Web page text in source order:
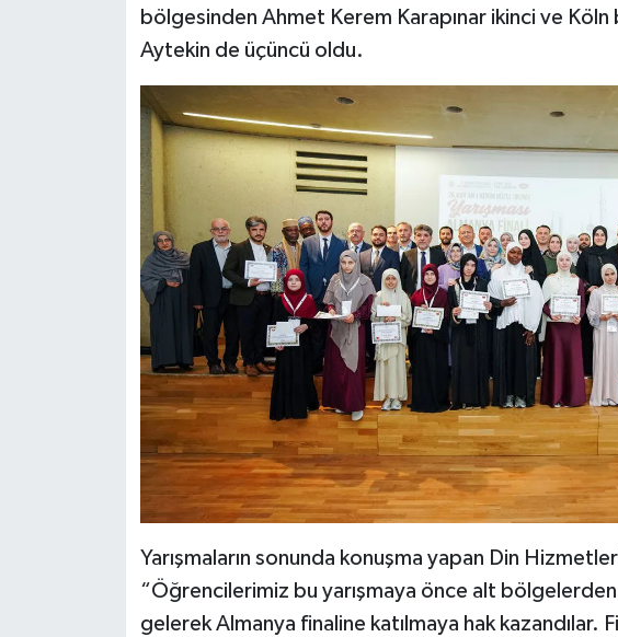
bölgesinden Ahmet Kerem Karapınar ikinci ve
Aytekin de üçüncü oldu.
Yarışmaların sonunda konuşma yapan Din
“Öğrencilerimiz bu yarışmaya önce alt
gelerek Almanya finaline katılmaya hak kazandılar.
Kırıkkale Müftülüğü
Kırşehir Müftülüğü
Konya Müftülüğü
Kütahya Müftülüğü
Malatya Müftülüğü
Manisa Müftülüğü
Mardin Müftülüğü
Muğla Müftülüğü